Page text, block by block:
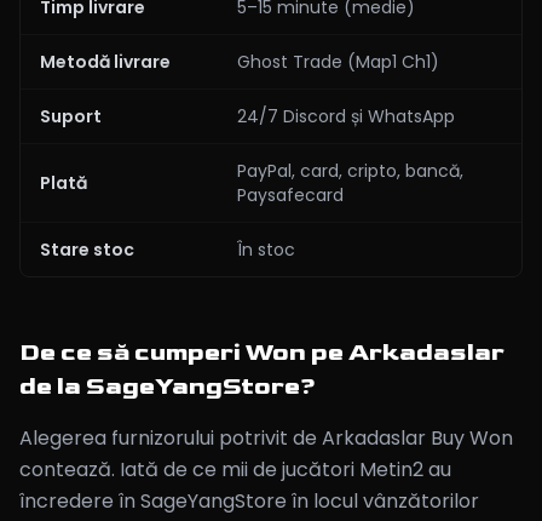
Timp livrare 5–15 minute (medie)
Metodă livrare Ghost Trade (Map1 Ch1)
Suport 24/7 Discord și WhatsApp
Plată
PayPal, card, cripto, bancă,
Paysafecard
Stare stoc În stoc
De ce să cumperi Won pe Arkadaslar
de la SageYangStore?
Alegerea furnizorului potrivit de Arkadaslar Buy Won
contează. Iată de ce mii de jucători Metin2 au
încredere în SageYangStore în locul vânzătorilor